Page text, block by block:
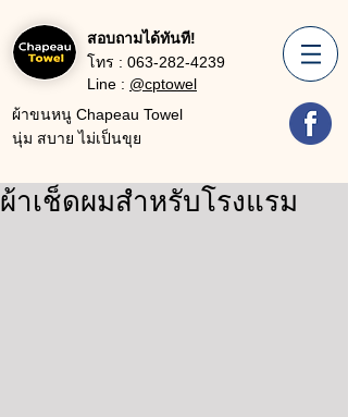
สอบถามได้ทันที!
โทร : 063-282-4239
Line : @cptowel
ผ้าขนหนู Chapeau Towel
นุ่ม สบาย ไม่เป็นขุย
ผ้าเช็ดผมสำหรับโรงแรม